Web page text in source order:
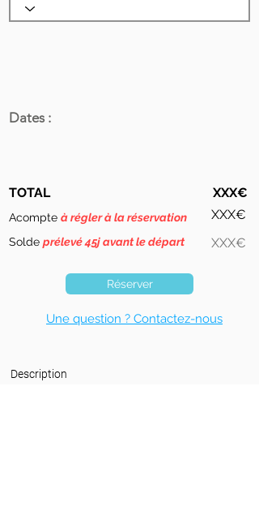
Dates :
TOTAL
Acompte à régler à la réservation
Solde prélevé 45j avant le départ
XXX€
XXX€
XXX€
Réserver
Une question ? Contactez-nous
Description